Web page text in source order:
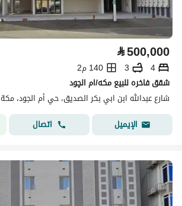
⃁500,000
4
3
140 م2
شقق فاخره للبيع مكه/ام الچود
شارع عبدالله ابن ابي بكر الصديق، حي أم الجود، مكة
الإيميل
اتصال